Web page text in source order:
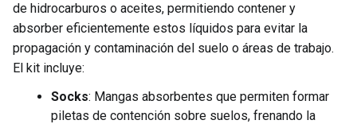
de hidrocarburos o aceites, permitiendo contener y
absorber eficientemente estos líquidos para evitar la
propagación y contaminación del suelo o áreas de trabajo.
El kit incluye:
Socks: Mangas absorbentes que permiten formar
piletas de contención sobre suelos, frenando la